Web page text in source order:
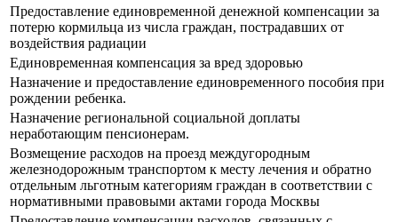
Предоставление единовременной денежной компенсации за
потерю кормильца из числа граждан, пострадавших от
воздействия радиации
Единовременная компенсация за вред здоровью
Назначение и предоставление единовременного пособия при
рождении ребенка.
Назначение региональной социальной доплаты
неработающим пенсионерам.
Возмещение расходов на проезд междугородным
железнодорожным транспортом к месту лечения и обратно
отдельным льготным категориям граждан в соответствии с
нормативными правовыми актами города Москвы